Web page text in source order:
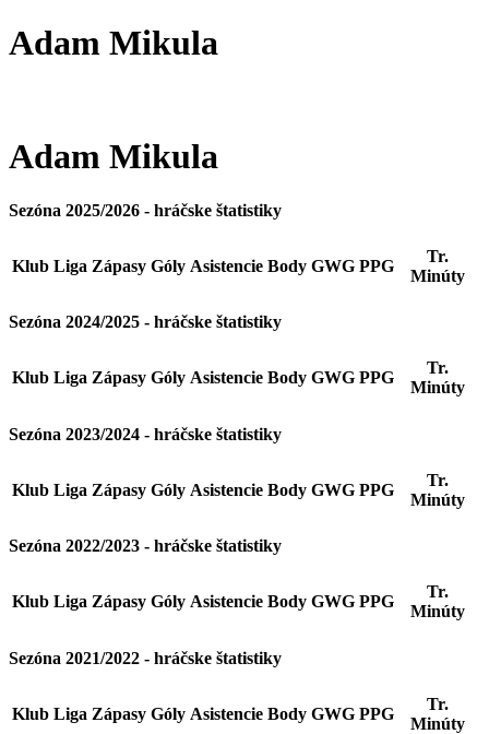
Adam Mikula
Adam Mikula
Sezóna 2025/2026 - hráčske štatistiky
Klub Liga Zápasy Góly Asistencie Body GWG PPG
Tr.
Minúty
Sezóna 2024/2025 - hráčske štatistiky
Klub Liga Zápasy Góly Asistencie Body GWG PPG
Tr.
Minúty
Sezóna 2023/2024 - hráčske štatistiky
Klub Liga Zápasy Góly Asistencie Body GWG PPG
Tr.
Minúty
Sezóna 2022/2023 - hráčske štatistiky
Klub Liga Zápasy Góly Asistencie Body GWG PPG
Tr.
Minúty
Sezóna 2021/2022 - hráčske štatistiky
Klub Liga Zápasy Góly Asistencie Body GWG PPG
Tr.
Minúty